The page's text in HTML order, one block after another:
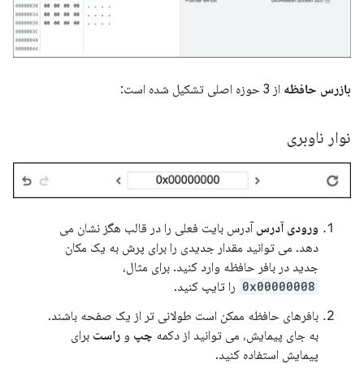
بازرس حافظه از 3 حوزه اصلی تشکیل شده است:
نوار ناوبری
ورودی آدرس آدرس بایت فعلی را در قالب هگز نشان می
دهد. می توانید مقدار جدیدی را برای پرش به یک مکان
جدید در بافر حافظه وارد کنید. برای مثال،
0x00000008 را تایپ کنید.
بافرهای حافظه ممکن است طولانی تر از یک صفحه باشند.
به جای پیمایش، می توانید از دکمه چپ و راست برای
پیمایش استفاده کنید.